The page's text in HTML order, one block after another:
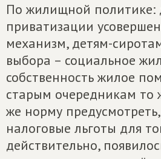
По жилищной политике:
приватизации
механизм, детям-
выбора – социальное
собственность жилое
старым очередникам то
же норму
налоговые льготы для
действительно,